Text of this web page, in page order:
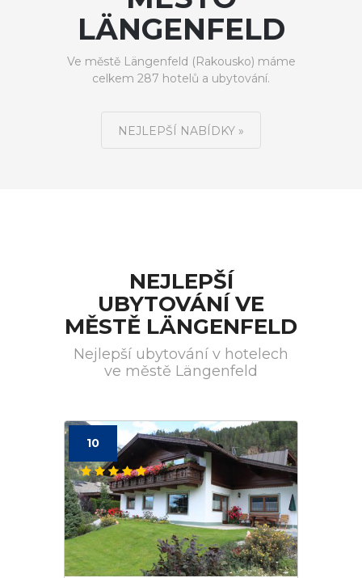
LÄNGENFELD
Ve městě Längenfeld (Rakousko) máme
celkem 287 hotelů a ubytování.
NEJLEPŠÍ NABÍDKY »
NEJLEPŠÍ
UBYTOVÁNÍ VE
MĚSTĚ LÄNGENFELD
Nejlepší ubytování v hotelech
ve městě Längenfeld
10